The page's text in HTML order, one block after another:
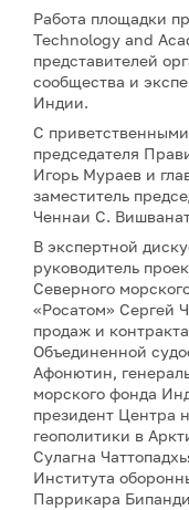
Работа площадки
Technology and
представителей
сообщества и
Индии.
С
председателя
Игорь Мураев и
заместитель
Ченнаи С.
В экспертной
руководитель
Северного
«Росатом» Сергей
продаж и
Объединенной
Афонютин,
морского фонда
президент Центра
геополитики в
Сулагна
Института
Паррикара